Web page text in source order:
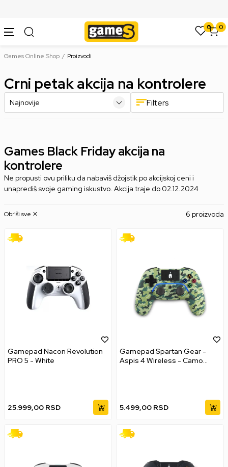
0 0
Games Online Shop Proizvodi
Crni petak akcija na kontrolere
Filters
Games Black Friday akcija na
kontrolere
Ne propusti ovu priliku da nabaviš džojstik po akcijskoj ceni i
unaprediš svoje gaming iskustvo. Akcija traje do 02.12.2024
6 proizvoda
Obriši sve
Gamepad Nacon Revolution
PRO 5 - White
25.999,00 RSD
Gamepad Spartan Gear -
Aspis 4 Wireless - Camo
5.499,00 RSD